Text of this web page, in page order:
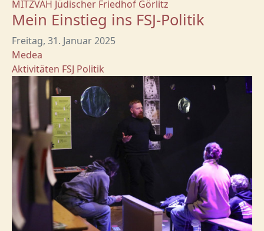
MITZVAH Jüdischer Friedhof Görlitz
Mein Einstieg ins FSJ-Politik
Freitag, 31. Januar 2025
Medea
Aktivitäten FSJ Politik